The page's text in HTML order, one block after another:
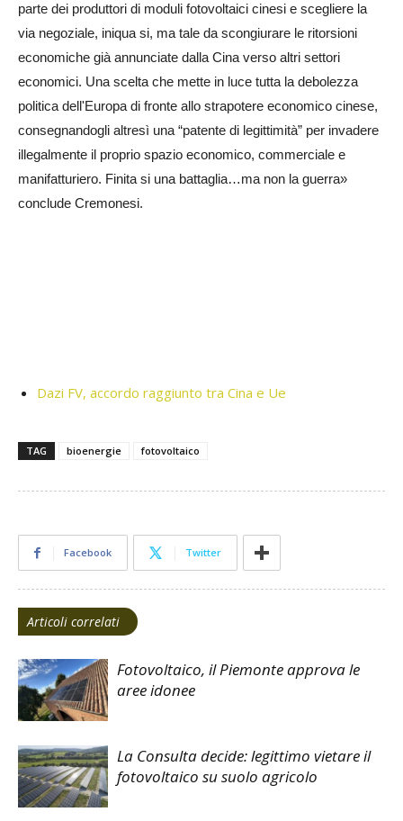
parte dei produttori di moduli fotovoltaici cinesi e scegliere la
via negoziale, iniqua si, ma tale da scongiurare le ritorsioni
economiche già annunciate dalla Cina verso altri settori
economici. Una scelta che mette in luce tutta la debolezza
politica dell'Europa di fronte allo strapotere economico cinese,
consegnandogli altresì una “patente di legittimità” per invadere
illegalmente il proprio spazio economico, commerciale e
manifatturiero. Finita si una battaglia…ma non la guerra»
conclude Cremonesi.
Dazi FV, accordo raggiunto tra Cina e Ue
TAG bioenergie fotovoltaico
Facebook Twitter
Articoli correlati
Fotovoltaico, il Piemonte approva le
aree idonee
La Consulta decide: legittimo vietare il
fotovoltaico su suolo agricolo